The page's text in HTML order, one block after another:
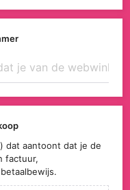
dat aantoont dat je de
factuur,